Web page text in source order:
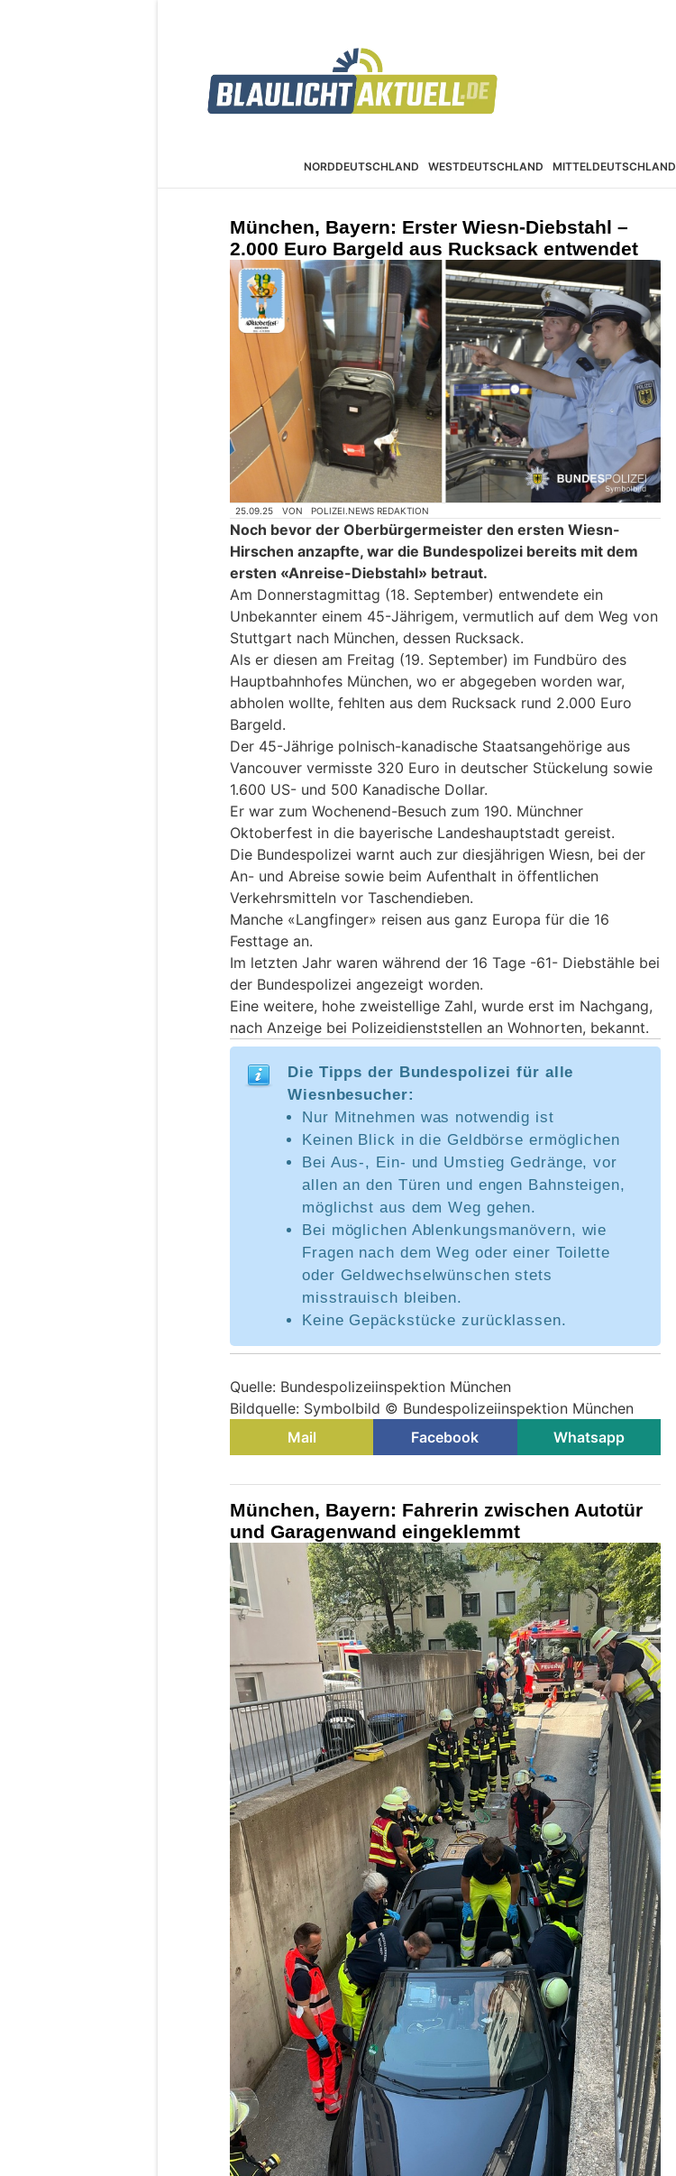
NORDDEUTSCHLAND WESTDEUTSCHLAND MITTELDEUTSCHLAND
München, Bayern: Erster Wiesn-Diebstahl –
2.000 Euro Bargeld aus Rucksack entwendet
25.09.25 VON POLIZEI.NEWS REDAKTION
Noch bevor der Oberbürgermeister den ersten Wiesn-
Hirschen anzapfte, war die Bundespolizei bereits mit dem
ersten «Anreise-Diebstahl» betraut.
Am Donnerstagmittag (18. September) entwendete ein
Unbekannter einem 45-Jährigem, vermutlich auf dem Weg von
Stuttgart nach München, dessen Rucksack.
Als er diesen am Freitag (19. September) im Fundbüro des
Hauptbahnhofes München, wo er abgegeben worden war,
abholen wollte, fehlten aus dem Rucksack rund 2.000 Euro
Bargeld.
Der 45-Jährige polnisch-kanadische Staatsangehörige aus
Vancouver vermisste 320 Euro in deutscher Stückelung sowie
1.600 US- und 500 Kanadische Dollar.
Er war zum Wochenend-Besuch zum 190. Münchner
Oktoberfest in die bayerische Landeshauptstadt gereist.
Die Bundespolizei warnt auch zur diesjährigen Wiesn, bei der
An- und Abreise sowie beim Aufenthalt in öffentlichen
Verkehrsmitteln vor Taschendieben.
Manche «Langfinger» reisen aus ganz Europa für die 16
Festtage an.
Im letzten Jahr waren während der 16 Tage -61- Diebstähle bei
der Bundespolizei angezeigt worden.
Eine weitere, hohe zweistellige Zahl, wurde erst im Nachgang,
nach Anzeige bei Polizeidienststellen an Wohnorten, bekannt.
Die Tipps der Bundespolizei für alle
Wiesnbesucher:
Nur Mitnehmen was notwendig ist
Keinen Blick in die Geldbörse ermöglichen
Bei Aus-, Ein- und Umstieg Gedränge, vor
allen an den Türen und engen Bahnsteigen,
möglichst aus dem Weg gehen.
Bei möglichen Ablenkungsmanövern, wie
Fragen nach dem Weg oder einer Toilette
oder Geldwechselwünschen stets
misstrauisch bleiben.
Keine Gepäckstücke zurücklassen.
Quelle: Bundespolizeiinspektion München
Bildquelle: Symbolbild © Bundespolizeiinspektion München
Mail
Facebook Whatsapp
München, Bayern: Fahrerin zwischen Autotür
und Garagenwand eingeklemmt